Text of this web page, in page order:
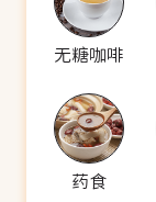
无糖咖啡
药食